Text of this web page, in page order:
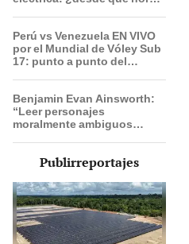
Perú vs Venezuela EN VIVO
por el Mundial de Vóley Sub
17: punto a punto del
Benjamin Evan Ainsworth:
“Leer personajes
moralmente ambiguos
Publirreportajes